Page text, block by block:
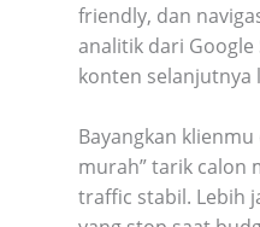
friendly, dan
analitik dari
konten selanjutnya
Bayangkan
murah” tarik calon
traffic stabil. Lebih